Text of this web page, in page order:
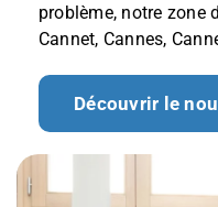
problème, notre zone
Cannet, Cannes,
Découvrir le